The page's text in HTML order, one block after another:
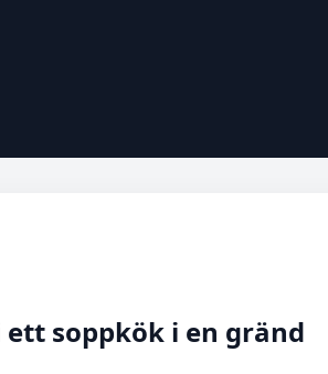
soppkök i en gränd